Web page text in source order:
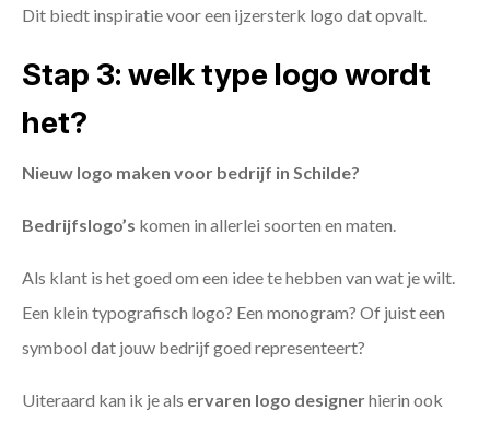
Dit biedt inspiratie voor een ijzersterk logo dat opvalt.
Stap 3: welk type logo wordt
het?
Nieuw logo maken voor bedrijf in Schilde?
Bedrijfslogo’s komen in allerlei soorten en maten.
Als klant is het goed om een idee te hebben van wat je wilt.
Een klein typografisch logo? Een monogram? Of juist een
symbool dat jouw bedrijf goed representeert?
Uiteraard kan ik je als ervaren logo designerhierin ook